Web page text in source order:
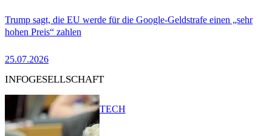
Trump sagt, die EU werde für die Google-Geldstrafe einen „sehr
hohen Preis“ zahlen
25.07.2026
INFOGESELLSCHAFT
TECH